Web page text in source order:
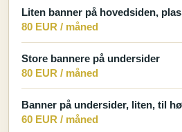
Liten banner på hovedsiden,
80 EUR / måned
Store bannere på undersider
80 EUR / måned
Banner på undersider, liten, til
60 EUR / måned